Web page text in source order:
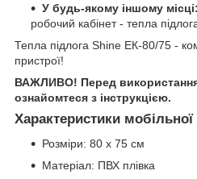
У будь-якому іншому місці:
робочий кабінет - тепла
Тепла підлога Shine ЕК-80/75 -
пристрої!
ВАЖЛИВО! Перед
ознайомтеся з інструкцією.
Характеристики
Розміри: 80 х 75 см
Матеріал: ПВХ плівка